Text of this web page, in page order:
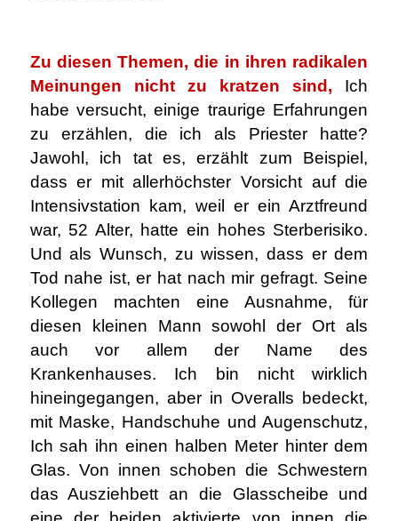
Zu diesen Themen, die in ihren radikalen
Meinungen nicht zu kratzen sind, Ich
habe versucht, einige traurige Erfahrungen
zu erzählen, die ich als Priester hatte?
Jawohl, ich tat es, erzählt zum Beispiel,
dass er mit allerhöchster Vorsicht auf die
Intensivstation kam, weil er ein Arztfreund
war, 52 Alter, hatte ein hohes Sterberisiko.
Und als Wunsch, zu wissen, dass er dem
Tod nahe ist, er hat nach mir gefragt. Seine
Kollegen machten eine Ausnahme, für
diesen kleinen Mann sowohl der Ort als
auch vor allem der Name des
Krankenhauses. Ich bin nicht wirklich
hineingegangen, aber in Overalls bedeckt,
mit Maske, Handschuhe und Augenschutz,
Ich sah ihn einen halben Meter hinter dem
Glas. Von innen schoben die Schwestern
das Ausziehbett an die Glasscheibe und